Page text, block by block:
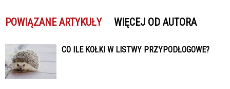
POWIĄZANE ARTYKUŁY WIĘCEJ OD AUTORA
CO ILE KOŁKI W LISTWY PRZYPODŁOGOWE?